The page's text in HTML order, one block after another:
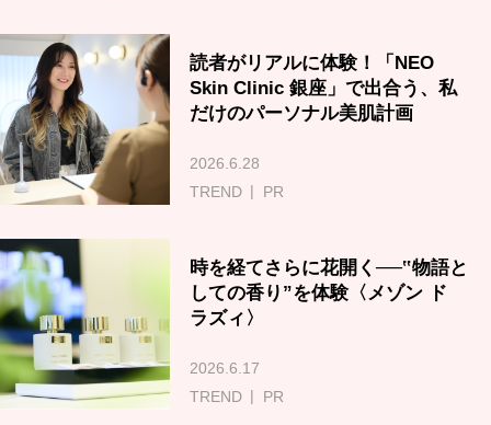
読者がリアルに体験！「NEO
Skin Clinic 銀座」で出合う、私
だけのパーソナル美肌計画
2026.6.28
TREND
PR
時を経てさらに花開く──‟物語と
しての香り”を体験〈メゾン ド
ラズィ〉
2026.6.17
TREND
PR